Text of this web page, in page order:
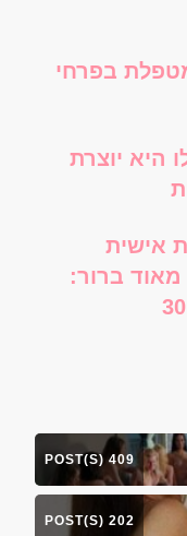
בפרחי
היא יוצרת
אישית
ברור:
409 POST(S)
202 POST(S)